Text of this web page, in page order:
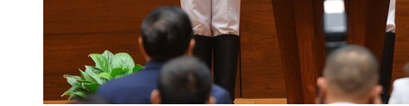
Thực hiện tốt Cuộc vận động “Người Việt Nam ưu tiên dùng hàng
Lan tỉnh Hà Tĩnh lần thứ IV, nhiệm kỳ 2023-2028
Hội chợ Công
Trung – Tây Nguyên tổ chức tại thành phố Đà Nẵng
Lãnh đạo
Chiến lược phát triển năng lượng hydrogen của Việt Nam đến
TRÊN ĐỊA BÀN TỈNH HÀ TĨNH
Công điện về việc đảm bảo vận
TỔ CÔNG TÁC BỘ CÔNG THƯƠNG LÀM VIỆC VỚI SỞ CÔNG